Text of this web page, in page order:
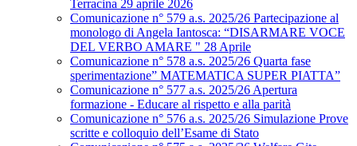
Terracina 29 aprile 2026
Comunicazione n° 579 a.s. 2025/26 Partecipazione al
monologo di Angela Iantosca: “DISARMARE VOCE
DEL VERBO AMARE " 28 Aprile
Comunicazione n° 578 a.s. 2025/26 Quarta fase
sperimentazione” MATEMATICA SUPER PIATTA”
Comunicazione n° 577 a.s. 2025/26 Apertura
formazione - Educare al rispetto e alla parità
Comunicazione n° 576 a.s. 2025/26 Simulazione Prove
scritte e colloquio dell’Esame di Stato